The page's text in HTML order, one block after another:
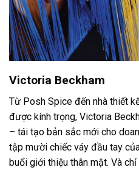
Victoria Beckham
Từ Posh Spice đến nhà thiết
được kính trọng, Victoria
– tái tạo bản sắc mới cho
tập mười chiếc váy đầu tay
buổi giới thiệu thân mật. Và